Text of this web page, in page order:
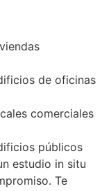
de oficinas
comerciales
públicos
estudio in situ
Te